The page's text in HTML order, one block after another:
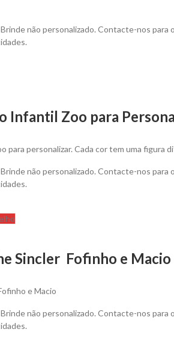
não personalizado. Contacte-nos para
Infantil Zoo para
para personalizar. Cada cor tem uma figura
não personalizado. Contacte-nos para
Sincler Fofinho e
e Macio
não personalizado. Contacte-nos para